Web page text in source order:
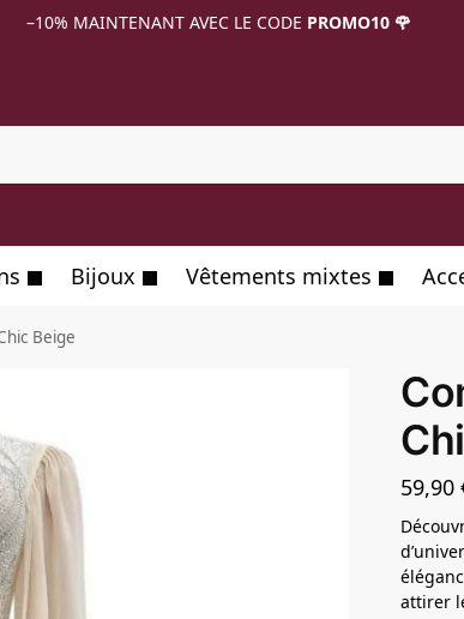
–10% MAINTENANT AVEC LE CODE PROMO10 🌹
Bijoux Vêtements mixtes
Beige
59,90
attirer